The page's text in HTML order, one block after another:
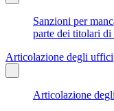
Sanzioni per
parte dei titolari
Articolazione degli uffici
Articolazione